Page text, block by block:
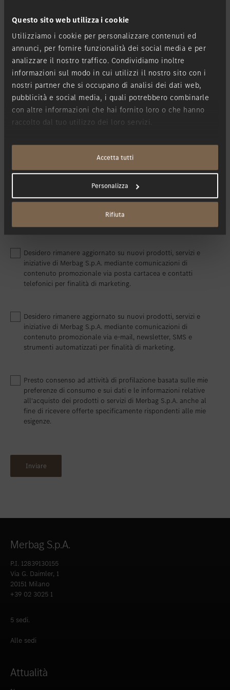
Questo sito web utilizza i cookie
Utilizziamo i cookie per personalizzare contenuti ed
annunci, per fornire funzionalità dei social media e per
analizzare il nostro traffico. Condividiamo inoltre
informazioni sul modo in cui utilizzi il nostro sito con i
nostri partner che si occupano di analisi dei dati web,
pubblicità e social media, i quali potrebbero combinarle
con altre informazioni che hai fornito loro o che hanno
raccolto dal tuo utilizzo dei loro servizi.
Accetta tutti
Personalizza
Rifiuta
Contattatemi via*
Eventuale messaggio
informativa sulla privacy
Desidero rimanere aggiornato su nuovi prodotti, servizi e
iniziative di Merbag S.p.A. mediante comunicazioni di
contenuto promozionale via posta cartacea e contatti
telefonici per finalità di marketing.
Desidero rimanere aggiornato su nuovi prodotti, servizi e
iniziative di Merbag S.p.A. mediante comunicazioni di
contenuto promozionale via e-mail, newsletter, SMS e
strumenti automatizzati per finalità di marketing.
Presto consenso ad attività di profilazione basata sulle mie
preferenze di consumo e sui dati e le informazioni relative
all'acquisto dei prodotti o servizi di Merbag S.p.A. anche al
fine di ricevere offerte specificamente rispondenti alle mie
esigenze.
Merbag S.p.A.
P.I. 12839130155
Via G. Daimler, 1
20151 Milano
+39 02 3025 1
5 sedi.
Alle sedi
Attualità